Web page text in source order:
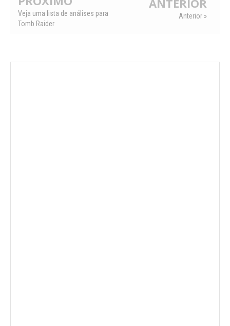
Veja uma lista de análises para
Tomb Raider
Anterior »